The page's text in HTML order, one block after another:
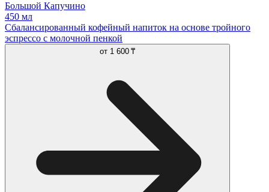
Большой Капучино
450 мл
Сбалансированный кофейный напиток на основе тройного
эспрессо с молочной пенкой
от 1 600 ₸